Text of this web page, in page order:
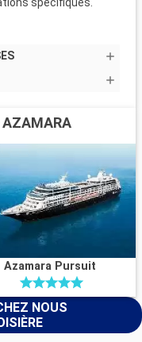
AZAMARA
Azamara Pursuit
NOUS